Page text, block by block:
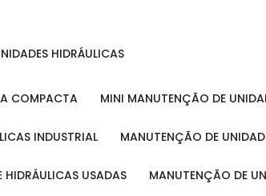
HIDRÁULICAS
COMPACTA MINI MANUTENÇÃO DE
INDUSTRIAL MANUTENÇÃO DE
HIDRÁULICAS USADAS MANUTENÇÃO DE